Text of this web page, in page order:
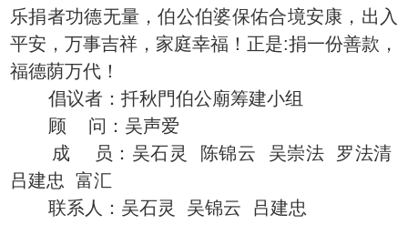
乐捐者功德无量，伯公伯婆保佑合境安康，出入
平安，万事吉祥，家庭幸福！正是:捐一份善款，
福德荫万代！
倡议者：扦秋門伯公廟筹建小组
顾 问：吴声爱
成 员：吴石灵 陈锦云 吴崇法 罗法清
吕建忠 富汇
联系人：吴石灵 吴锦云 吕建忠